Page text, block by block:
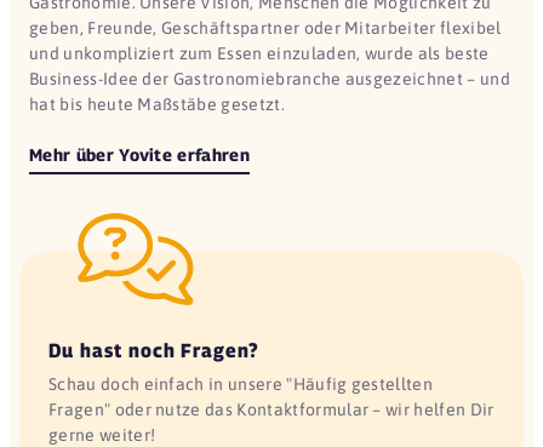
geben, Freunde, Geschäftspartner oder Mitarbeiter flexibel
und unkompliziert zum Essen einzuladen, wurde als beste
Business-Idee der Gastronomiebranche ausgezeichnet – und
hat bis heute Maßstäbe gesetzt.
Mehr über Yovite erfahren
Du hast noch Fragen?
Schau doch einfach in unsere "Häufig gestellten
Fragen" oder nutze das Kontaktformular – wir helfen Dir
gerne weiter!